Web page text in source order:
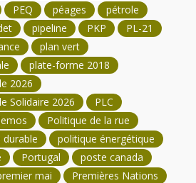
PEQ péages
pétrole
pipeline PKP
PL-21
plan vert
plate-forme 2018
2026
Solidaire 2026
PLC
Politique de la rue
politique énergétique
Portugal
poste canada
mai
Premières Nations